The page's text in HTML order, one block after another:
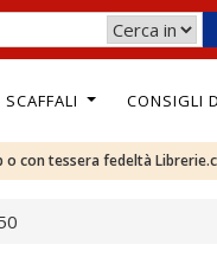
SCAFFALI CONSIGLI
o con tessera fedeltà